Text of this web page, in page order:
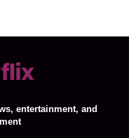
entertainment, and